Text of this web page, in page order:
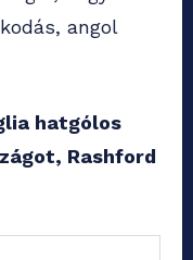
angol
hatgólos
Rashford